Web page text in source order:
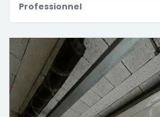
Professionnel